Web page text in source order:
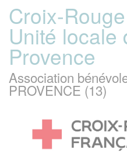
Croix-
Unité locale
Provence
Association
PROVENCE (13)